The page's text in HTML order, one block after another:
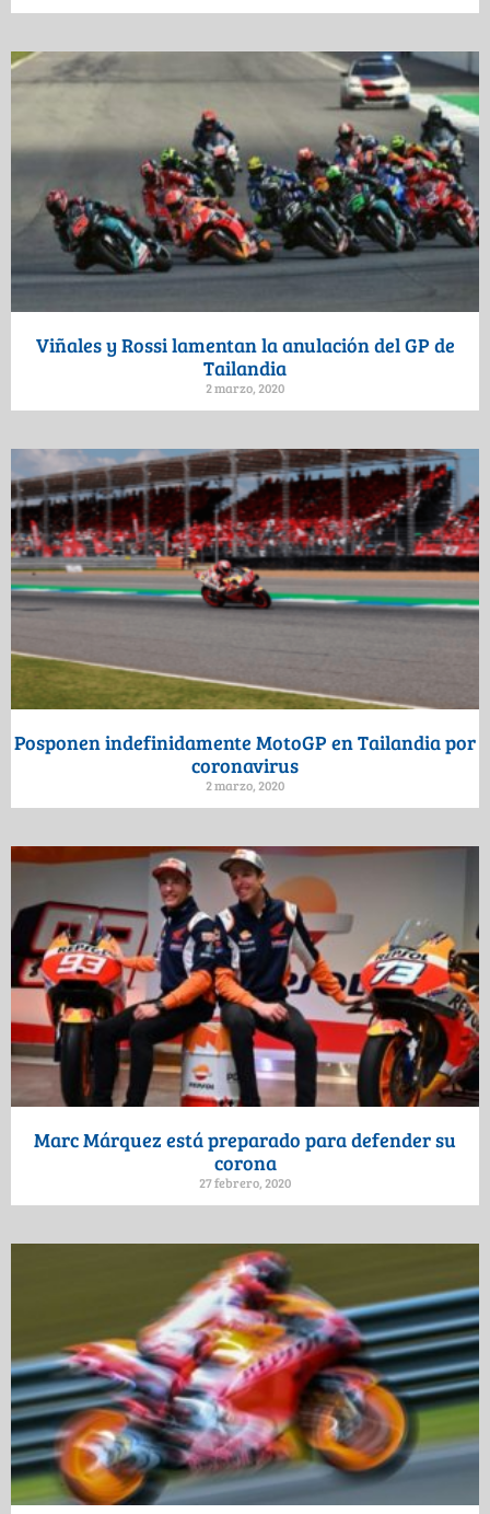
Viñales y Rossi lamentan la anulación del GP de
Tailandia
2 marzo, 2020
Posponen indefinidamente MotoGP en Tailandia por
coronavirus
2 marzo, 2020
Marc Márquez está preparado para defender su
corona
27 febrero, 2020